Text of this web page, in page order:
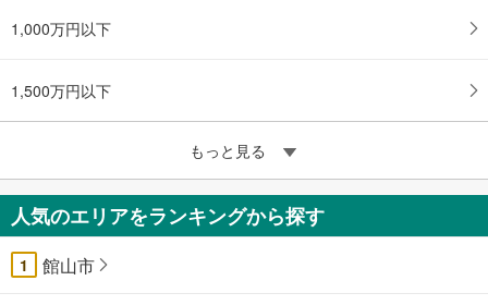
1,000万円以下
1,500万円以下
もっと見る
人気のエリアをランキングから探す
1 館山市